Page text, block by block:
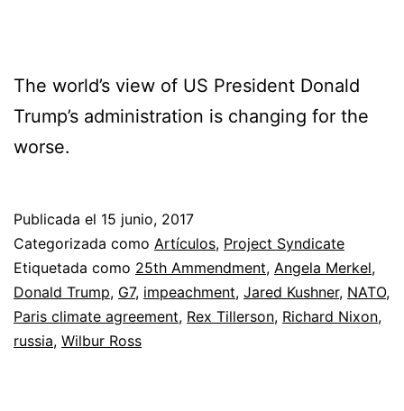
The world’s view of US President Donald
Trump’s administration is changing for the
worse.
Publicada el 15 junio, 2017
Categorizada como Artículos, Project Syndicate
Etiquetada como 25th Ammendment, Angela Merkel,
Donald Trump, G7, impeachment, Jared Kushner, NATO,
Paris climate agreement, Rex Tillerson, Richard Nixon,
russia, Wilbur Ross